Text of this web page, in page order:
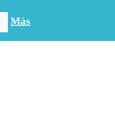
Más